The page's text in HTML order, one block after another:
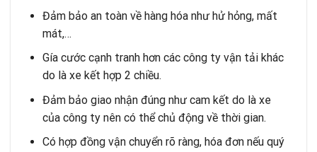
Đảm bảo an toàn về hàng hóa như hử hỏng, mất
mát,…
Gía cước cạnh tranh hơn các công ty vận tải khác
do là xe kết hợp 2 chiều.
Đảm bảo giao nhận đúng như cam kết do là xe
của công ty nên có thể chủ động về thời gian.
Có hợp đồng vận chuyển rõ ràng, hóa đơn nếu quý